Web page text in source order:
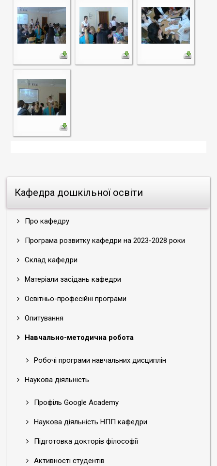
Кафедра дошкільної освіти
Про кафедру
Програма розвитку кафедри на 2023-2028 роки
Склад кафедри
Матеріали засідань кафедри
Освітньо-професійні програми
Опитування
Навчально-методична робота
Робочі програми навчальних дисциплін
Наукова діяльність
Профіль Google Academy
Наукова діяльність НПП кафедри
Підготовка докторів філософії
Активності студентів